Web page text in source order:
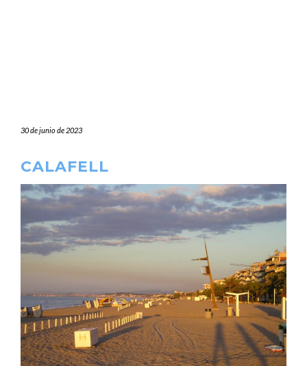
30 de junio de 2023
CALAFELL